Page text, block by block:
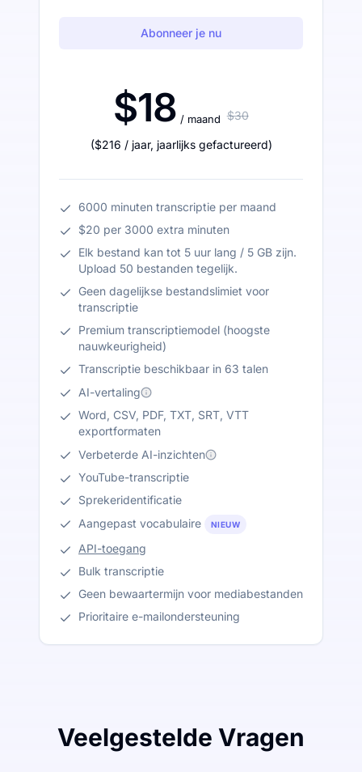
Abonneer je nu
$18 / maand $30
($216 / jaar, jaarlijks gefactureerd)
6000 minuten transcriptie per maand
$20 per 3000 extra minuten
Elk bestand kan tot 5 uur lang / 5 GB zijn.
Upload 50 bestanden tegelijk.
Geen dagelijkse bestandslimiet voor
transcriptie
Premium transcriptiemodel (hoogste
nauwkeurigheid)
Transcriptie beschikbaar in 63 talen
AI-vertaling
Word, CSV, PDF, TXT, SRT, VTT
exportformaten
Verbeterde AI-inzichten
YouTube-transcriptie
Sprekeridentificatie
Aangepast vocabulaire
NIEUW
API-toegang
Bulk transcriptie
Geen bewaartermijn voor mediabestanden
Prioritaire e-mailondersteuning
Veelgestelde Vragen